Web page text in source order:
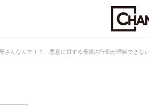
さんなんで！？」悪意に対する母親の行動が理解できない